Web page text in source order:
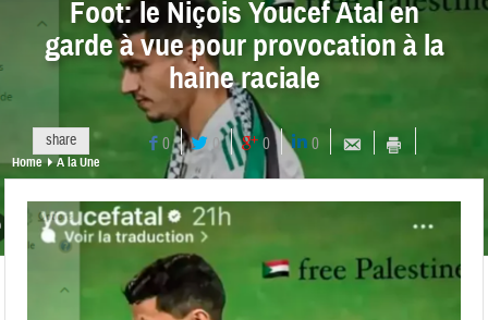
Foot: le Niçois Youcef Atal en
garde à vue pour provocation à la
haine raciale
share 0 0 0
Home A la Une